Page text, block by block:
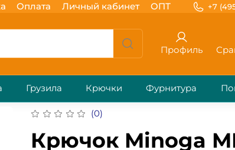
Оплата Личный кабинет ОПТ +7
Профиль
Грузила Крючки Фурнитура
(0)
Крючок Minoga